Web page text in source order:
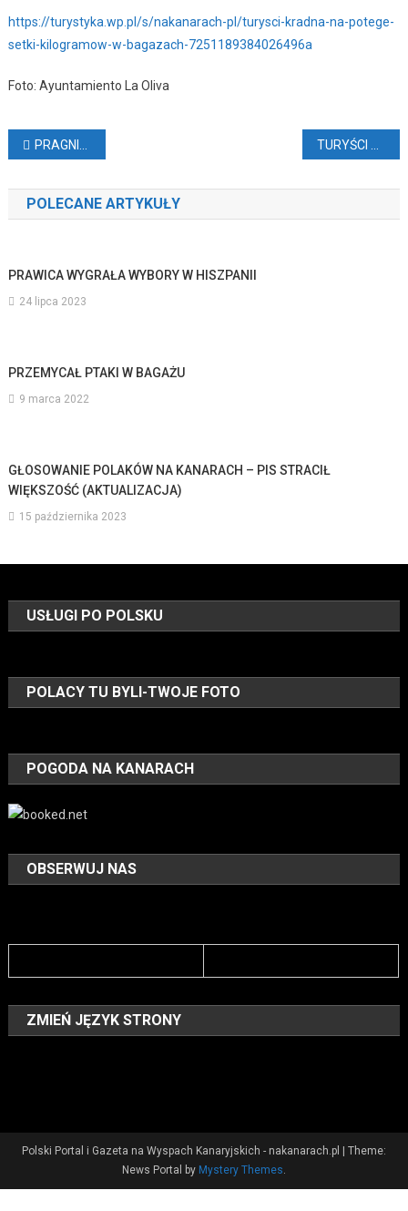
https://turystyka.wp.pl/s/nakanarach-pl/turysci-kradna-na-potege-
setki-kilogramow-w-bagazach-7251189384026496a
Foto: Ayuntamiento La Oliva
Nawigacja
wpisu
PRAGNIENIE SŁOŃCA I JEDNODNIOWE WYJAZDY (VIDEO)
POLECANE ARTYKUŁY
PRAWICA WYGRAŁA WYBORY W HISZPANII
24 lipca 2023
PRZEMYCAŁ PTAKI W BAGAŻU
9 marca 2022
GŁOSOWANIE POLAKÓW NA KANARACH – PIS STRACIŁ
WIĘKSZOŚĆ (AKTUALIZACJA)
15 października 2023
USŁUGI PO POLSKU
POLACY TU BYLI-TWOJE FOTO
POGODA NA KANARACH
OBSERWUJ NAS
ZMIEŃ JĘZYK STRONY
Polski Portal i Gazeta na Wyspach Kanaryjskich - nakanarach.pl | Theme:
News Portal by Mystery Themes